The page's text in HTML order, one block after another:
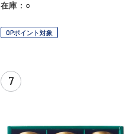
在庫：○
OPポイント対象
7